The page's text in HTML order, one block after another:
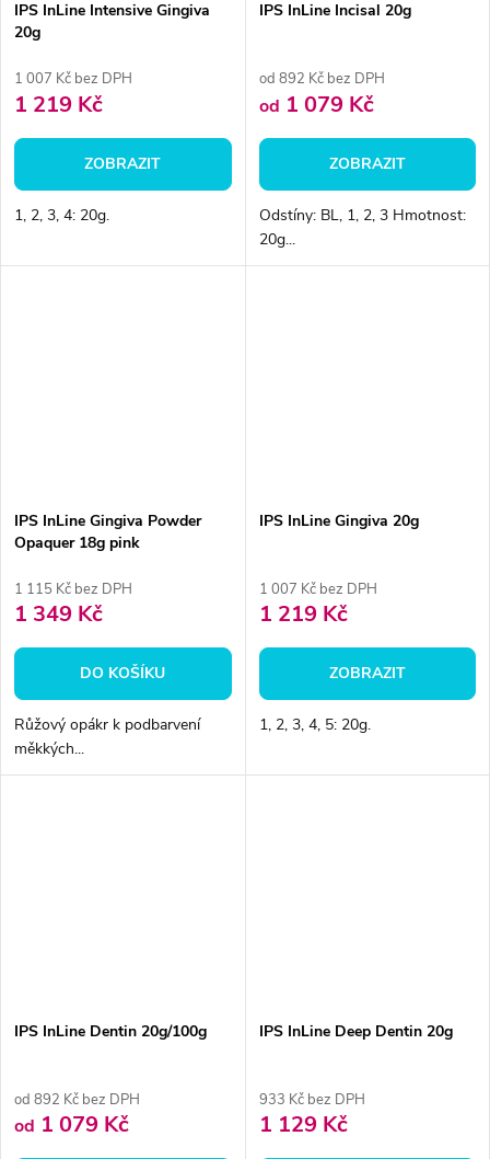
IPS InLine Intensive Gingiva
20g
1 007 Kč bez DPH
1 219 Kč
ZOBRAZIT
1, 2, 3, 4: 20g.
IPS InLine Incisal 20g
od 892 Kč bez DPH
od 1 079 Kč
ZOBRAZIT
Odstíny: BL, 1, 2, 3 Hmotnost:
20g...
IPS InLine Gingiva Powder
Opaquer 18g pink
1 115 Kč bez DPH
1 349 Kč
DO KOŠÍKU
Růžový opákr k podbarvení
měkkých...
IPS InLine Gingiva 20g
1 007 Kč bez DPH
1 219 Kč
ZOBRAZIT
1, 2, 3, 4, 5: 20g.
IPS InLine Dentin 20g/100g
od 892 Kč bez DPH
od 1 079 Kč
IPS InLine Deep Dentin 20g
933 Kč bez DPH
1 129 Kč